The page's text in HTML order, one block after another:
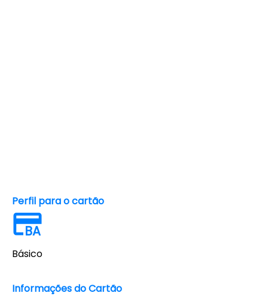
Perfil para o cartão
BA
Básico
Informações do Cartão